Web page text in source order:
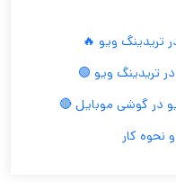
تریدینگ ویو 🔥
در گوشی موبایل 🔴
نحوه کار